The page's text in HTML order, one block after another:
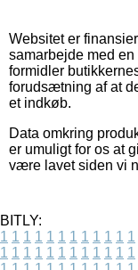
Websitet er
samarbejde med
formidler
forudsætning af at
et indkøb.
Data omkring
er umuligt for os at
være lavet siden vi
BITLY:
1 1 1 1 1 1 1 1 1 1 1 1
1 1 1 1 1 1 1 1 1 1 1 1